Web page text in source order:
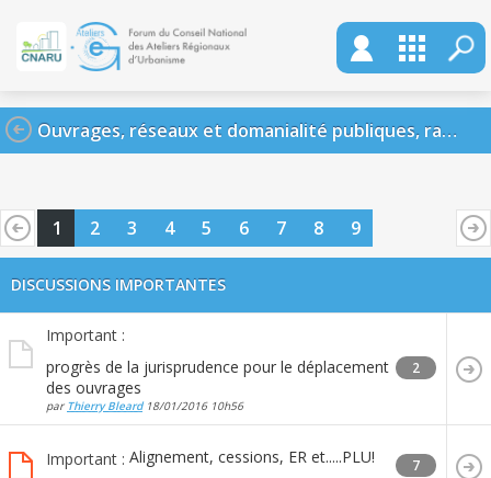
Ouvrages, réseaux et domanialité publiques, raccordements
1 2 3 4 5 6 7 8 9
DISCUSSIONS IMPORTANTES
Important :
progrès de la jurisprudence pour le déplacement
des ouvrages
par Thierry Bleard18/01/2016 10h56
2
Important : Alignement, cessions, ER et.....PLU! 7